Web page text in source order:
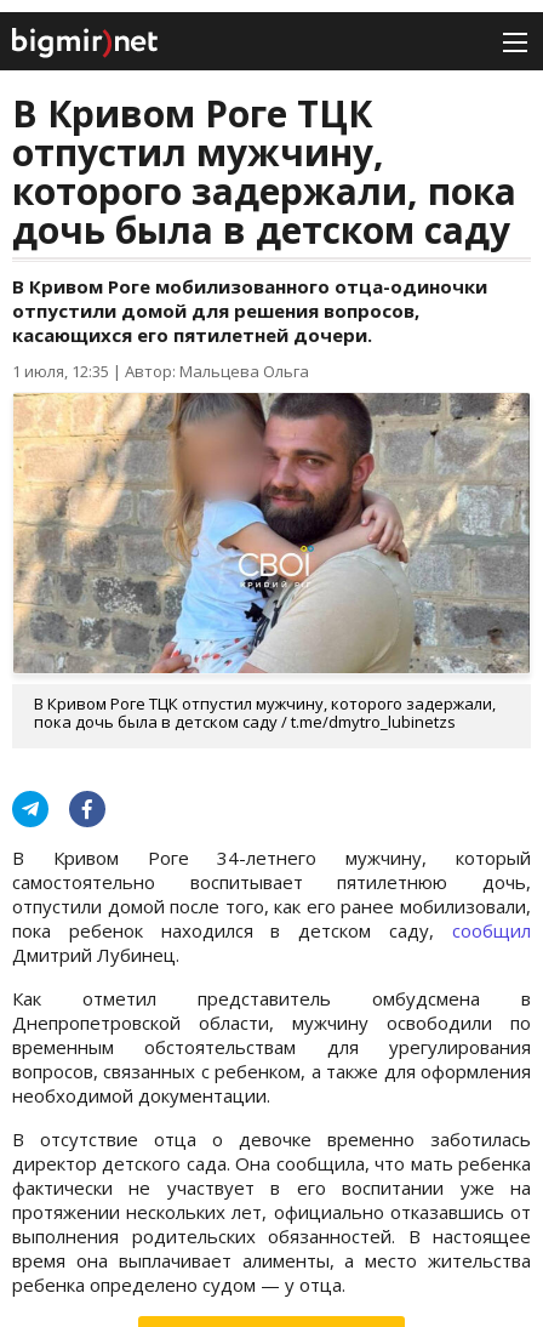
В Кривом Роге ТЦК
отпустил мужчину,
которого задержали, пока
дочь была в детском саду
В Кривом Роге мобилизованного отца-одиночки
отпустили домой для решения вопросов,
касающихся его пятилетней дочери.
1 июля, 12:35 | Автор: Мальцева Ольга
В Кривом Роге ТЦК отпустил мужчину, которого задержали,
пока дочь была в детском саду / t.me/dmytro_lubinetzs
В Кривом Роге 34-летнего мужчину, который
самостоятельно воспитывает пятилетнюю дочь,
отпустили домой после того, как его ранее мобилизовали,
пока ребенок находился в детском саду, сообщил
Дмитрий Лубинец.
Как отметил представитель омбудсмена в
Днепропетровской области, мужчину освободили по
временным обстоятельствам для урегулирования
вопросов, связанных с ребенком, а также для оформления
необходимой документации.
В отсутствие отца о девочке временно заботилась
директор детского сада. Она сообщила, что мать ребенка
фактически не участвует в его воспитании уже на
протяжении нескольких лет, официально отказавшись от
выполнения родительских обязанностей. В настоящее
время она выплачивает алименты, а место жительства
ребенка определено судом — у отца.